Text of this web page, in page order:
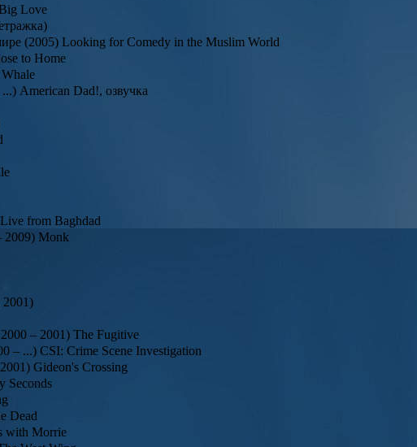
Love
(2005) Looking for Comedy in the Muslim World
to Home
American Dad!, озвучка
from Baghdad
2009) Monk
– 2001) The Fugitive
– ...) CSI: Crime Scene Investigation
Gideon's Crossing
Seconds
Dead
with Morrie